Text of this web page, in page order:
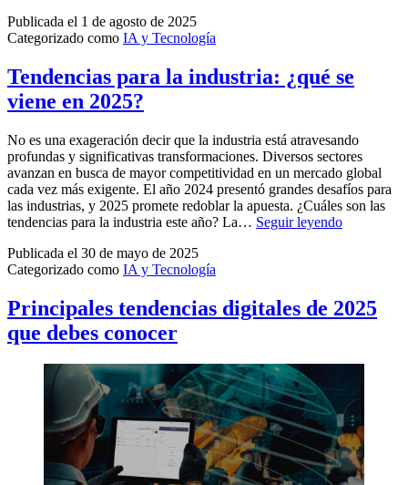
funciona
y
sus
beneficios
Publicada el 1 de agosto de 2025
Categorizado como IA y Tecnología
Tendencias para la industria: ¿qué se
viene en 2025?
No es una exageración decir que la industria está atravesando
profundas y significativas transformaciones. Diversos sectores
avanzan en busca de mayor competitividad en un mercado global
cada vez más exigente. El año 2024 presentó grandes desafíos para
las industrias, y 2025 promete redoblar la apuesta. ¿Cuáles son las
tendencias para la industria este año? La… Seguir leyendoTendencias
se
viene
Publicada el 30 de mayo de 2025
Categorizado como IA y Tecnología
Principales tendencias digitales de 2025
que debes conocer